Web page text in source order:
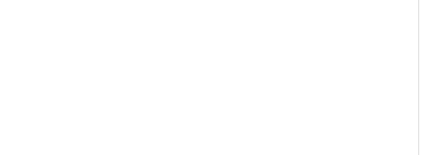
de langue vivante à tous les semestres.